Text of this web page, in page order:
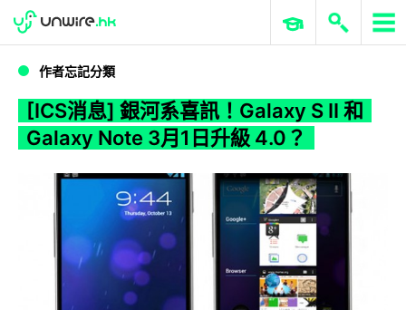
WWDC 2026 ERP 與商業 AI
作者忘記分類
[ICS消息] 銀河系喜訊！Galaxy S II 和
Galaxy Note 3月1日升級 4.0？